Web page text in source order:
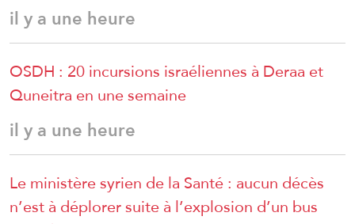
il y a une heure
OSDH : 20 incursions israéliennes à Deraa et
Quneitra en une semaine
il y a une heure
Le ministère syrien de la Santé : aucun décès
n’est à déplorer suite à l’explosion d’un bus